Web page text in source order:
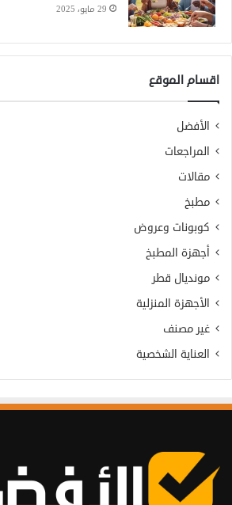
29 مايو، 2025
اقسام الموقع
الأفضل
المراجعات
مقالات
مطبخ
كوبونات وعروض
أجهزة المطبخ
مونديال قطر
الأجهزة المنزلية
غير مصنف
العناية الشخصية